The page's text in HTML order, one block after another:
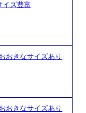
ズ豊富
おきなサイズあり
おきなサイズあり